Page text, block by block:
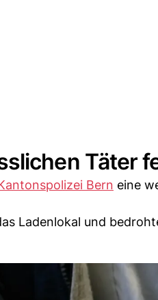
Täter
Bern eine
Ladenlokal und